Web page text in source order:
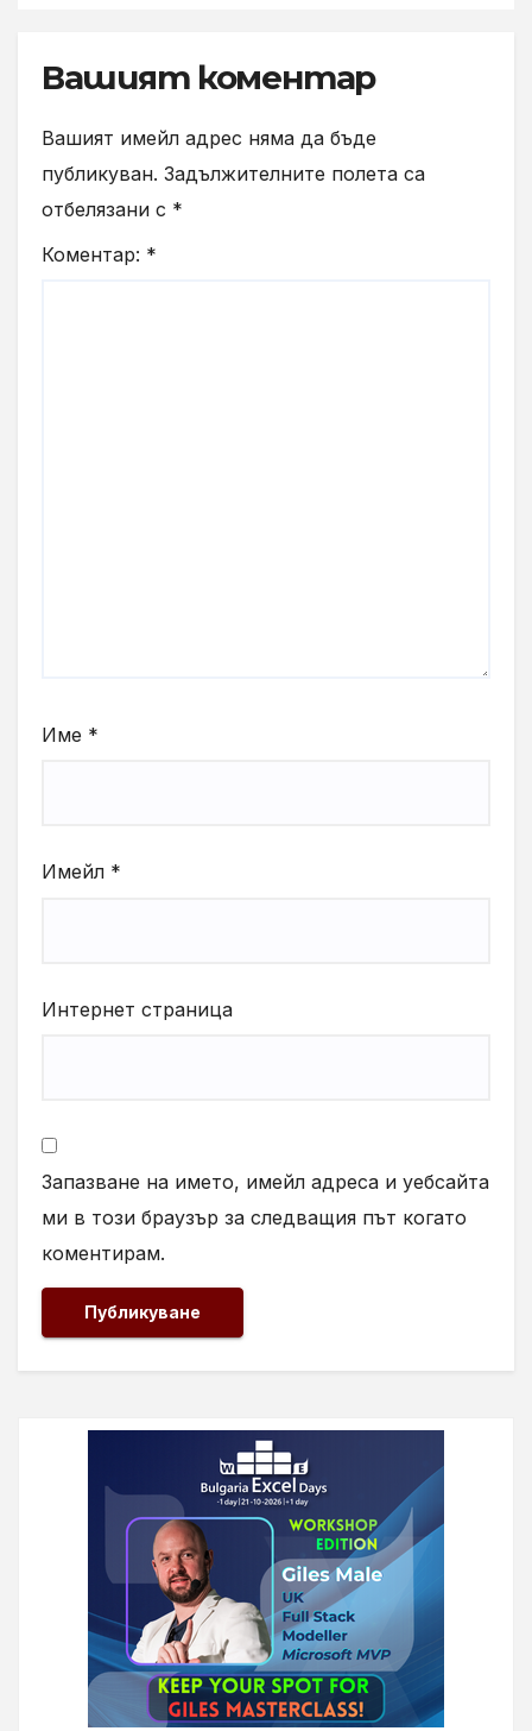
Вашият коментар
Вашият имейл адрес няма да бъде
публикуван. Задължителните полета са
отбелязани с *
Коментар: *
Име *
Имейл *
Интернет страница
Запазване на името, имейл адреса и уебсайта
ми в този браузър за следващия път когато
коментирам.